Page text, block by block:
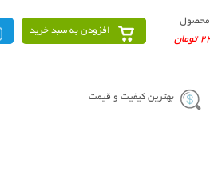
محصول
افزودن به سبد خرید
بهترین کیفیت و قیمت